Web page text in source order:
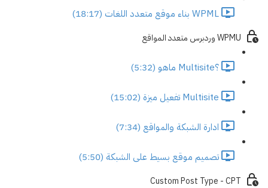
WPML بناء موقع متعدد اللغات (18:17)
WPMU وردبرس متعدد المواقع
؟Multisite ماهو (5:32)
Multisite تفعيل ميزة (15:02)
ادارة الشبكة والمواقع (7:34)
تصميم موقع بسيط على الشبكة (5:50)
Custom Post Type - CPT